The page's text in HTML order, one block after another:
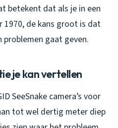
betekent dat als je in een
de kans groot is dat
gaat geven.
je kan vertellen
SeeSnake camera’s voor
tot wel dertig meter diep